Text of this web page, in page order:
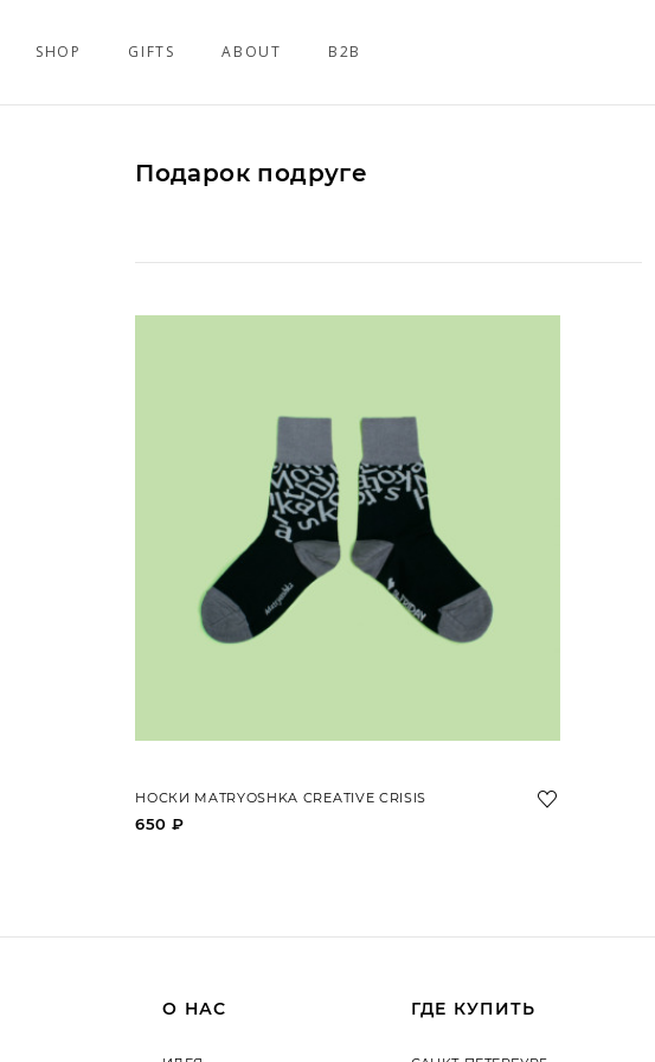
SHOP GIFTS ABOUT B2B
Подарок подруге
НОСКИ MATRYOSHKA CREATIVE CRISIS
650 ₽
О НАС ГДЕ КУПИТЬ